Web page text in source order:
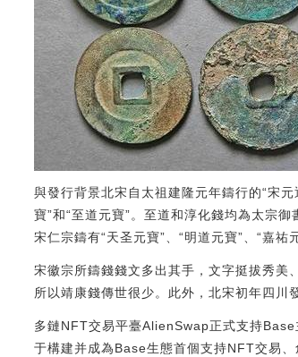
與發行背景北宋自太祖建隆元年鑄行的“宋
寶”和“至道元寶”。至道和淳化錢均為太宗御
宋仁宗鑄有“天圣元寶”、“明道元寶”、“嘉祐
宋徽宗所鑄錢錢文多出其手，文字挺拔秀美
所以靖康錢傳世很少。此外，北宋初年四川
多鏈NFT交易平臺AlienSwap正式支持
于構建并成為Base生態首個支持NFT交易